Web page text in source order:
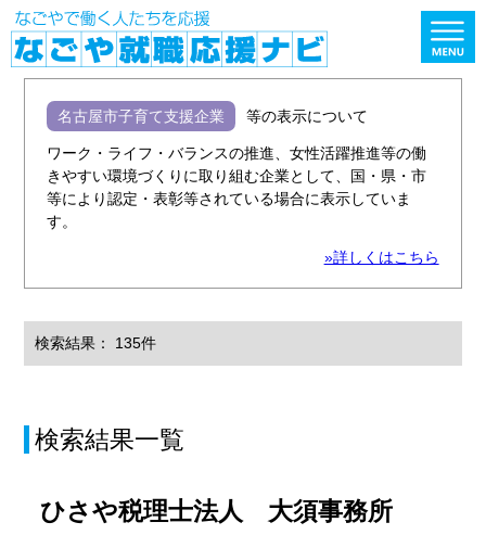
名古屋市子育て支援企業 等の表示について
ワーク・ライフ・バランスの推進、女性活躍推進等の働
きやすい環境づくりに取り組む企業として、国・県・市
等により認定・表彰等されている場合に表示していま
す。
»詳しくはこちら
検索結果： 135件
検索結果一覧
ひさや税理士法人 大須事務所